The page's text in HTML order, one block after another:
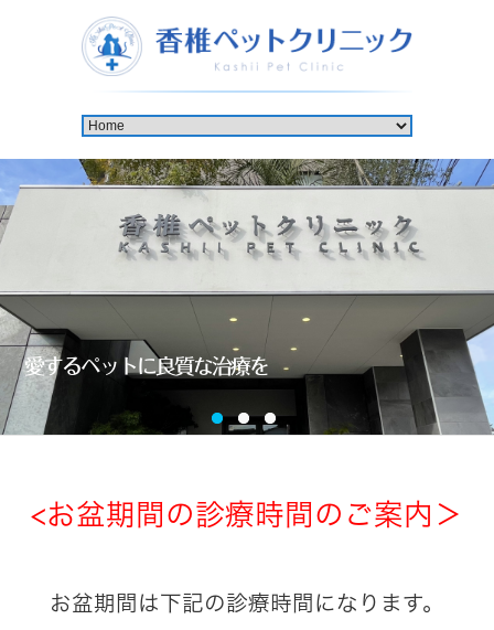
愛するペットに良質な治療を
0 1
<お盆期間の診療時間のご案内＞
お盆期間は下記の診療時間になります。